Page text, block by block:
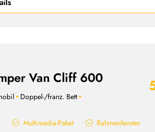
Van Cliff 600
Doppel-/franz. Bett
Multimedia-Paket Rahmenfenster